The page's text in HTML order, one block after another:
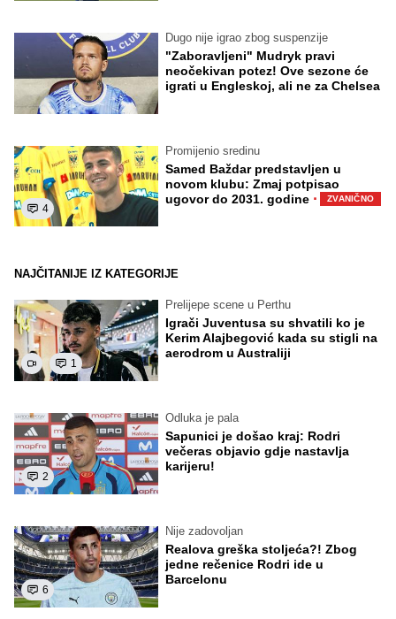
Dugo nije igrao zbog suspenzije
"Zaboravljeni" Mudryk pravi
neočekivan potez! Ove sezone će
igrati u Engleskoj, ali ne za Chelsea
4
Promijenio sredinu
Samed Baždar predstavljen u
novom klubu: Zmaj potpisao
ugovor do 2031. godine · ZVANIČNO
NAJČITANIJE IZ KATEGORIJE
1
Prelijepe scene u Perthu
Igrači Juventusa su shvatili ko je
Kerim Alajbegović kada su stigli na
aerodrom u Australiji
2
Odluka je pala
Sapunici je došao kraj: Rodri
večeras objavio gdje nastavlja
karijeru!
6
Nije zadovoljan
Realova greška stoljeća?! Zbog
jedne rečenice Rodri ide u
Barcelonu